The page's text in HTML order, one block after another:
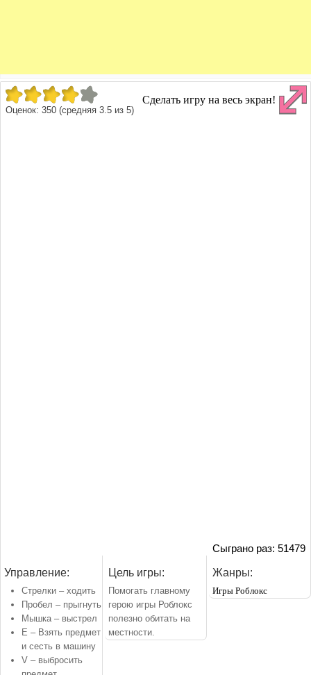
Оценок: 350 (средняя 3.5 из 5)
Сделать игру на весь экран!
Сыграно раз: 51479
Управление:
Стрелки – ходить
Пробел – прыгнуть
Мышка – выстрел
E – Взять предмет
и сесть в машину
V – выбросить
Цель игры:
Помогать главному
герою игры Роблокс
полезно обитать на
местности.
Жанры:
Игры Роблокс